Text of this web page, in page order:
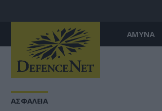
ΑΜΥΝΑ
ΑΣΦΑΛΕΙΑ